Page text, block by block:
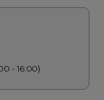
- 16:00)